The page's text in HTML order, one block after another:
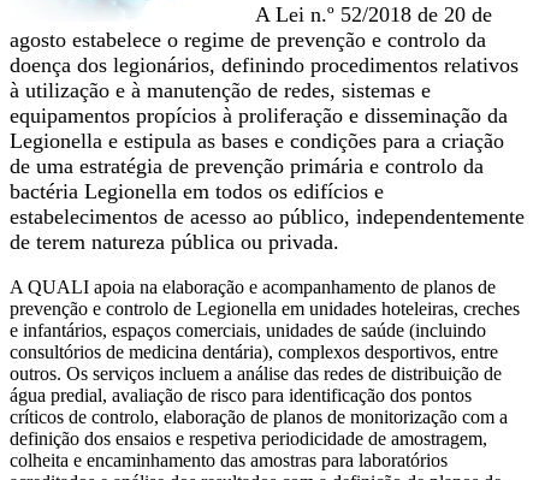
A Lei n.º 52/2018 de 20 de
agosto estabelece o regime de prevenção e controlo da
doença dos legionários, definindo procedimentos relativos
à utilização e à manutenção de redes, sistemas e
equipamentos propícios à proliferação e disseminação da
Legionella e estipula as bases e condições para a criação
de uma estratégia de prevenção primária e controlo da
bactéria Legionella em todos os edifícios e
estabelecimentos de acesso ao público, independentemente
de terem natureza pública ou privada.
A QUALI apoia na elaboração e acompanhamento de planos de
prevenção e controlo de Legionella em unidades hoteleiras, creches
e infantários, espaços comerciais, unidades de saúde (incluindo
consultórios de medicina dentária), complexos desportivos, entre
outros. Os serviços incluem a análise das redes de distribuição de
água predial, avaliação de risco para identificação dos pontos
críticos de controlo, elaboração de planos de monitorização com a
definição dos ensaios e respetiva periodicidade de amostragem,
colheita e encaminhamento das amostras para laboratórios